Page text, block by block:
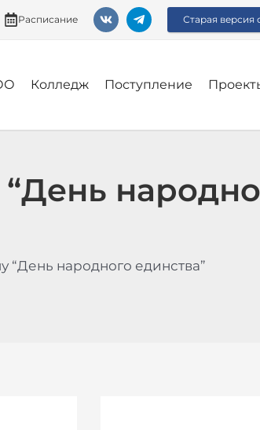
Расписание Старая версия
Колледж Поступление
“День народного единства”